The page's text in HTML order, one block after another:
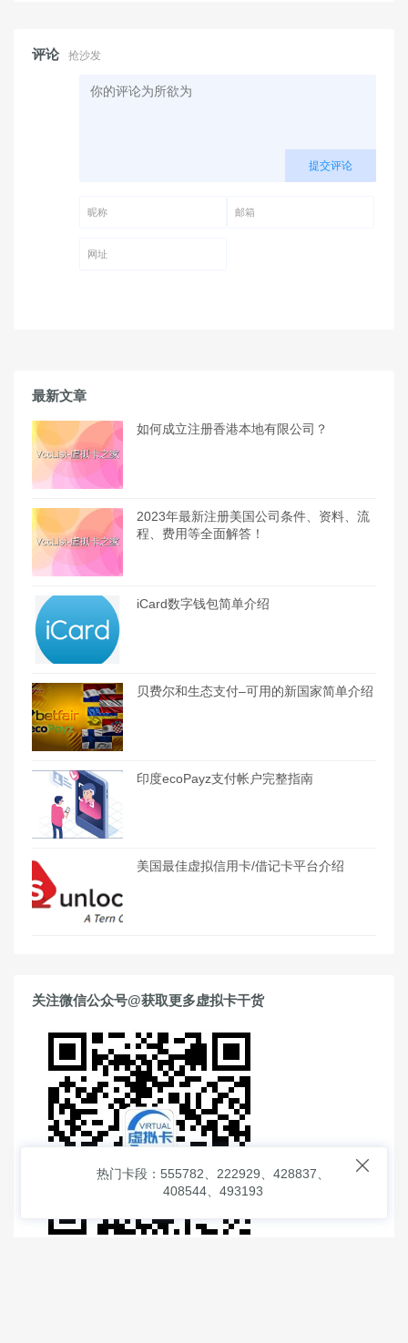
评论 抢沙发
提交评论
最新文章
如何成立注册香港本地有限公司？
2023年最新注册美国公司条件、资料、流
程、费用等全面解答！
iCard数字钱包简单介绍
贝费尔和生态支付–可用的新国家简单介绍
印度ecoPayz支付帐户完整指南
美国最佳虚拟信用卡/借记卡平台介绍
关注微信公众号@获取更多虚拟卡干货

热门卡段：555782、222929、428837、
408544、493193